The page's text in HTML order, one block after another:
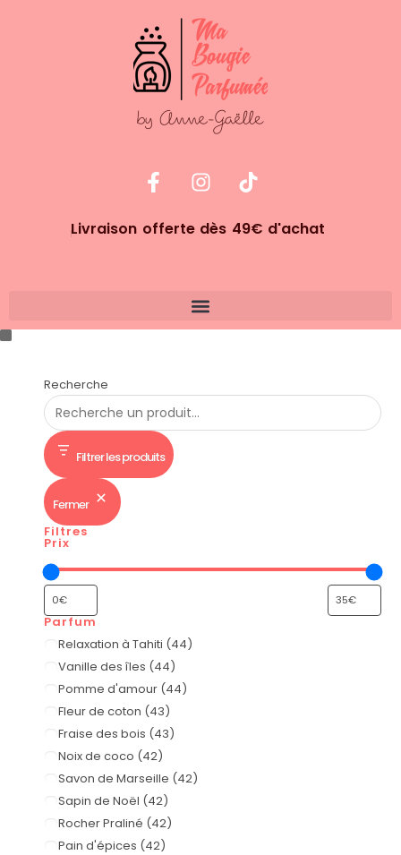
Livraison offerte dès 49€ d'achat
Recherche
Filtrer les produits
Fermer
Filtres
Prix
Parfum
Relaxation à Tahiti (44)
Vanille des îles (44)
Pomme d'amour (44)
Fleur de coton (43)
Fraise des bois (43)
Noix de coco (42)
Savon de Marseille (42)
Sapin de Noël (42)
Rocher Praliné (42)
Pain d'épices (42)